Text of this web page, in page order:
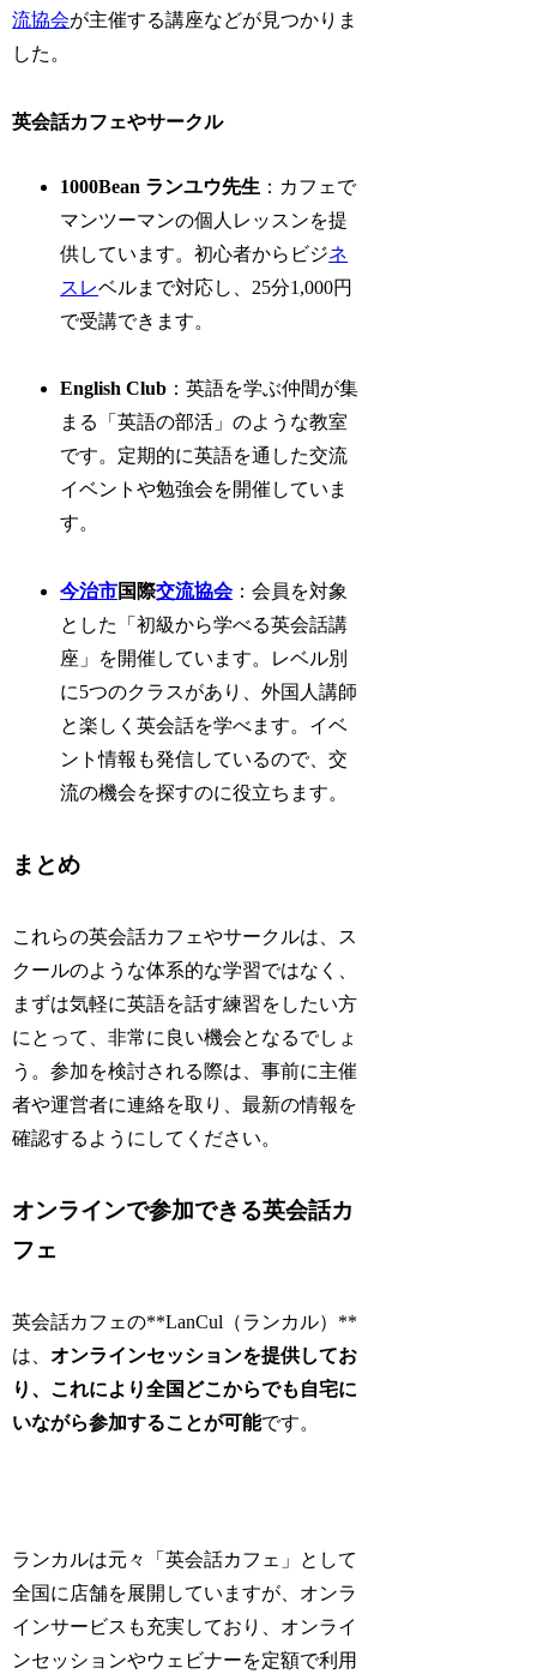
流協会が主催する講座などが見つかりま
した。
英会話カフェやサークル
1000Bean ランユウ先生 ：カフェで
マンツーマンの個人レッスンを提
供しています。初心者からビジネ
スレベルまで対応し、25分1,000円
で受講できます。
English Club ：英語を学ぶ仲間が集
まる「英語の部活」のような教室
です。定期的に英語を通した交流
イベントや勉強会を開催していま
す。
今治市国際交流協会：会員を対象
とした「初級から学べる英会話講
座」を開催しています。レベル別
に5つのクラスがあり、外国人講師
と楽しく英会話を学べます。イベ
ント情報も発信しているので、交
流の機会を探すのに役立ちます。
まとめ
これらの英会話カフェやサークルは、ス
クールのような体系的な学習ではなく、
まずは気軽に英語を話す練習をしたい方
にとって、非常に良い機会となるでしょ
う。参加を検討される際は、事前に主催
者や運営者に連絡を取り、最新の情報を
確認するようにしてください。
オンラインで参加できる英会話カ
フェ
英会話カフェの**LanCul（ランカル）**
は、オンラインセッションを提供してお
り、これにより全国どこからでも自宅に
いながら参加することが可能です。
ランカルは元々「英会話カフェ」として
全国に店舗を展開していますが、オンラ
インサービスも充実しており、オンライ
ンセッションやウェビナーを定額で利用